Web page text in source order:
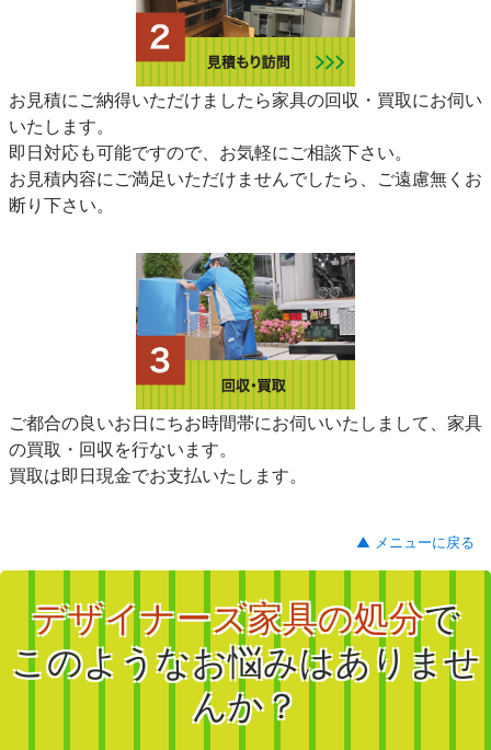
お見積にご納得いただけましたら家具の回収・買取にお伺い
いたします。
即日対応も可能ですので、お気軽にご相談下さい。
お見積内容にご満足いただけませんでしたら、ご遠慮無くお
断り下さい。
ご都合の良いお日にちお時間帯にお伺いいたしまして、家具
の買取・回収を行ないます。
買取は即日現金でお支払いたします。
▲ メニューに戻る
デザイナーズ家具の処分で
このようなお悩みはありませ
んか？